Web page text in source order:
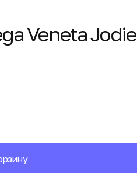
Veneta Jodie